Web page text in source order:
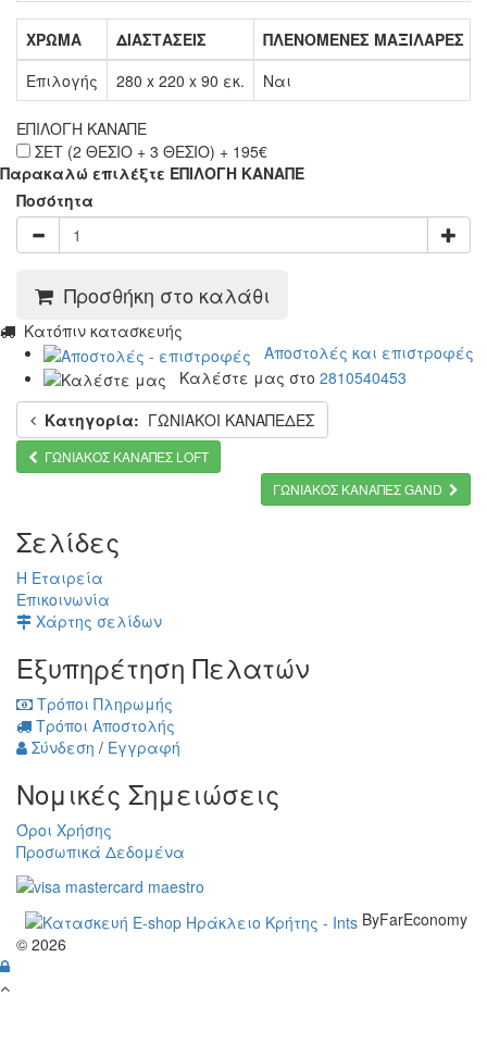
ΧΡΩΜΑ ΔΙΑΣΤΑΣΕΙΣ
ΠΛΕΝΟΜΕΝΕΣ ΜΑΞΙΛΑΡΕΣ
Επιλογής
280 x 220 x 90 εκ. Ναι
ΕΠΙΛΟΓΗ ΚΑΝΑΠΕ
ΣΕΤ (2 ΘΕΣΙΟ + 3 ΘΕΣΙΟ) + 195€
Παρακαλώ επιλέξτε ΕΠΙΛΟΓΗ ΚΑΝΑΠΕ
Ποσότητα
Προσθήκη στο καλάθι
Κατόπιν κατασκευής
Αποστολές και επιστροφές
Καλέστε μας στο 2810540453
Κατηγορία: ΓΩΝΙΑΚΟΙ ΚΑΝΑΠΕΔΕΣ
ΓΩΝΙΑΚΟΣ ΚΑΝΑΠΕΣ LOFT
ΓΩΝΙΑΚΟΣ ΚΑΝΑΠΕΣ GAND
Σελίδες
Η Εταιρεία
Επικοινωνία
Χάρτης σελίδων
Εξυπηρέτηση Πελατών
Τρόποι Πληρωμής
Τρόποι Αποστολής
Σύνδεση / Εγγραφή
Νομικές Σημειώσεις
Όροι Χρήσης
Προσωπικά Δεδομένα
ByFarEconomy
© 2026